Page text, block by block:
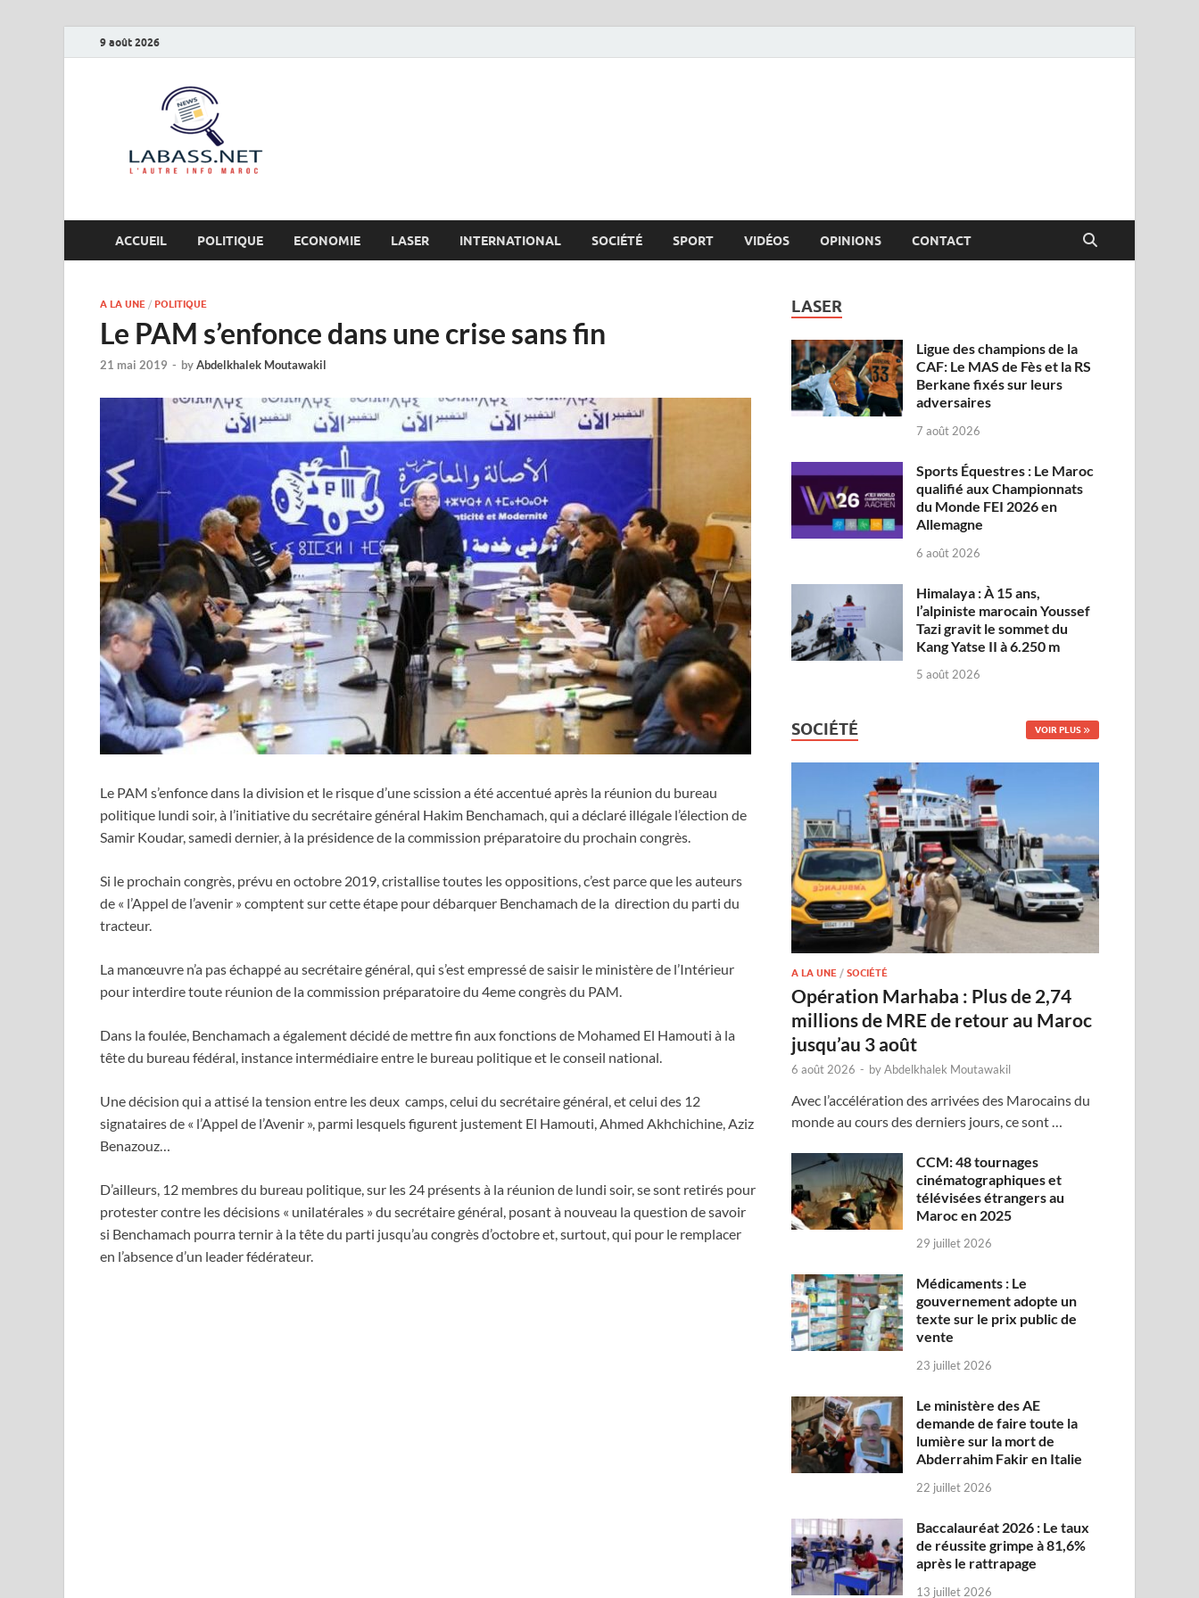
9 août 2026
ACCUEIL POLITIQUE ECONOMIE LASER INTERNATIONAL SOCIÉTÉ SPORT VIDÉOS OPINIONS CONTACT
A LA UNE / POLITIQUE
Le PAM s’enfonce dans une crise sans fin
21 mai 2019 - byAbdelkhalek Moutawakil
Le PAM s’enfonce dans la division et le risque d’une scission a été accentué après la réunion du bureau
politique lundi soir, à l’initiative du secrétaire général Hakim Benchamach, qui a déclaré illégale l’élection de
Samir Koudar, samedi dernier, à la présidence de la commission préparatoire du prochain congrès.
Si le prochain congrès, prévu en octobre 2019, cristallise toutes les oppositions, c’est parce que les auteurs
de « l’Appel de l’avenir » comptent sur cette étape pour débarquer Benchamach de la direction du parti du
tracteur.
La manœuvre n’a pas échappé au secrétaire général, qui s’est empressé de saisir le ministère de l’Intérieur
pour interdire toute réunion de la commission préparatoire du 4eme congrès du PAM.
Dans la foulée, Benchamach a également décidé de mettre fin aux fonctions de Mohamed El Hamouti à la
tête du bureau fédéral, instance intermédiaire entre le bureau politique et le conseil national.
Une décision qui a attisé la tension entre les deux camps, celui du secrétaire général, et celui des 12
signataires de « l’Appel de l’Avenir », parmi lesquels figurent justement El Hamouti, Ahmed Akhchichine, Aziz
Benazouz…
D’ailleurs, 12 membres du bureau politique, sur les 24 présents à la réunion de lundi soir, se sont retirés pour
protester contre les décisions « unilatérales » du secrétaire général, posant à nouveau la question de savoir
si Benchamach pourra ternir à la tête du parti jusqu’au congrès d’octobre et, surtout, qui pour le remplacer
en l’absence d’un leader fédérateur.
LASER
Ligue des champions de la
CAF: Le MAS de Fès et la RS
Berkane fixés sur leurs
adversaires
7 août 2026
Sports Équestres : Le Maroc
qualifié aux Championnats
du Monde FEI 2026 en
Allemagne
6 août 2026
Himalaya : À 15 ans,
l’alpiniste marocain Youssef
Tazi gravit le sommet du
Kang Yatse II à 6.250 m
5 août 2026
SOCIÉTÉ VOIR PLUS
A LA UNE /SOCIÉTÉ
Opération Marhaba : Plus de 2,74
millions de MRE de retour au Maroc
jusqu’au 3 août
6 août 2026 - byAbdelkhalek Moutawakil
Avec l’accélération des arrivées des Marocains du
monde au cours des derniers jours, ce sont …
CCM: 48 tournages
cinématographiques et
télévisées étrangers au
Maroc en 2025
29 juillet 2026
Médicaments : Le
gouvernement adopte un
texte sur le prix public de
vente
23 juillet 2026
Le ministère des AE
demande de faire toute la
lumière sur la mort de
Abderrahim Fakir en Italie
22 juillet 2026
Baccalauréat 2026 : Le taux
de réussite grimpe à 81,6%
après le rattrapage
13 juillet 2026